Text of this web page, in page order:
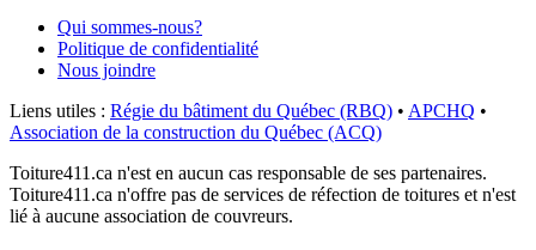
Qui sommes-nous?
Politique de confidentialité
Nous joindre
Liens utiles : Régie du bâtiment du Québec (RBQ) • APCHQ •
Association de la construction du Québec (ACQ)
Toiture411.ca n'est en aucun cas responsable de ses partenaires.
Toiture411.ca n'offre pas de services de réfection de toitures et n'est
lié à aucune association de couvreurs.